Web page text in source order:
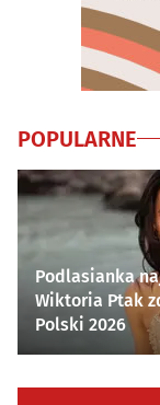
POPULARNE
Podlasianka
Wiktoria Ptak
Polski 2026